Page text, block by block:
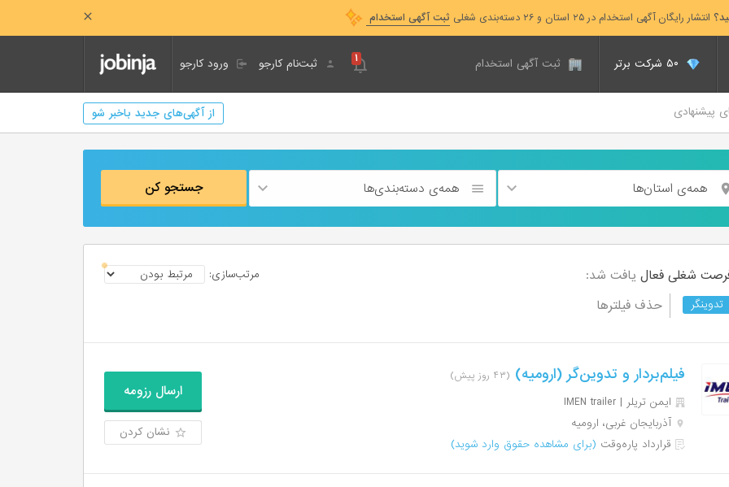
انتشار رایگان آگهی استخدام در ۲۵ استان و ۲۶ دسته‌بندی شغلی ثبت آگهی استخدام
ثبت آگهی استخدام ورود کارجو ثبت‌نام کارجو ۱
پیشنهادی از آگهی‌های جدید باخبر شو
همه‌ی استان‌ها همه‌ی دسته‌بندی‌ها جستجو کن
فعال یافت شد:
مرتب‌سازی:
تدوینگر
حذف فیلترها
فیلم‌بردار و تدوین‌گر (ارومیه) (۴۳ روز پیش)
ایمن تریلر | IMEN trailer
آذربایجان غربی، ارومیه
قرارداد پاره‌وقت (برای مشاهده حقوق وارد شوید)
ارسال رزومه
نشان کردن